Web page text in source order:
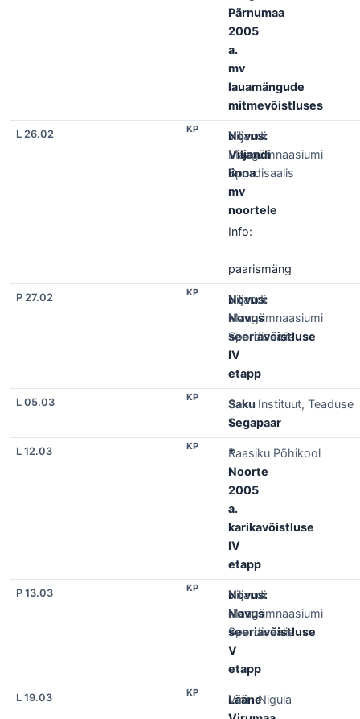
Pärnumaa
2005
a.
mv
lauamängude
mitmevõistluses
L 26.02 KP
Novus:
Viljandi
linna
mv
noortele
Info:
paarismäng
Viljandi
Maagümnaasiumi
Spordisaalis
P 27.02 KP
Novus:
Novus
seeriavõistluse
IV
etapp
Viljandi
Maagümnaasiumi
Spordisaalis
L 05.03 KP
Saku
Segapaar
Saku Instituut, Teaduse
1
L 12.03 KP
*
Noorte
2005
a.
karikavõistluse
IV
etapp
Raasiku Põhikool
P 13.03 KP
Novus:
Novus
seeriavõistluse
V
etapp
Viljandi
Maagümnaasiumi
Spordisaalis
L 19.03 KP
Lääne
Viru- Nigula